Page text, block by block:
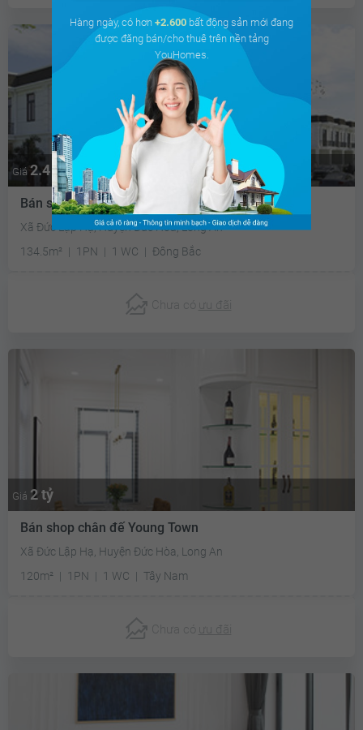
Giá 2.4 tỷ
Bán shop chân đế Young Town
Xã Đức Lập Hạ, Huyện Đức Hòa, Long An
134.5m²
1PN 1 WC Đông Bắc
Chưa có ưu đãi
Giá 2 tỷ
Bán shop chân đế Young Town
Xã Đức Lập Hạ, Huyện Đức Hòa, Long An
120m²
1PN 1 WC Tây Nam
Chưa có ưu đãi
Hàng ngày, có hơn +2.600 bất động sản mới đang
được đăng bán/cho thuê trên nền tảng
YouHomes.